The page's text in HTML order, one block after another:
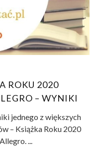
ROKU 2020
– WYNIKI
jednego z większych
– Książka Roku 2020
...